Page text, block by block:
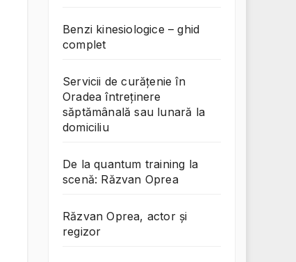
Benzi kinesiologice – ghid
complet
Servicii de curățenie în
Oradea întreținere
săptămânală sau lunară la
domiciliu
De la quantum training la
scenă: Răzvan Oprea
Răzvan Oprea, actor și
regizor